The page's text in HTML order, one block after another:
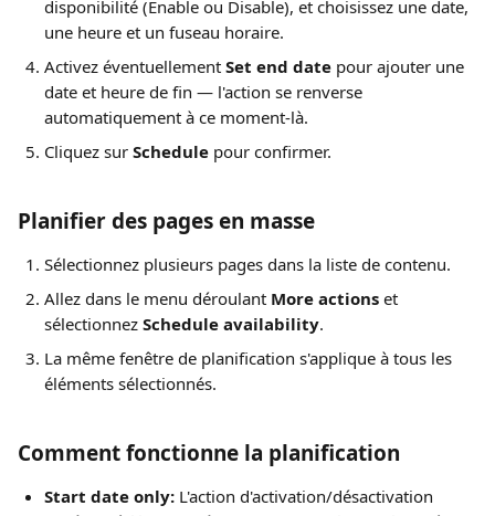
disponibilité (Enable ou Disable), et choisissez une date,
une heure et un fuseau horaire.
Activez éventuellement Set end date pour ajouter une
date et heure de fin — l'action se renverse
automatiquement à ce moment-là.
Cliquez sur Schedule pour confirmer.
Planifier des pages en masse
Sélectionnez plusieurs pages dans la liste de contenu.
Allez dans le menu déroulant More actions et
sélectionnez Schedule availability.
La même fenêtre de planification s'applique à tous les
éléments sélectionnés.
Comment fonctionne la planification
Start date only: L'action d'activation/désactivation